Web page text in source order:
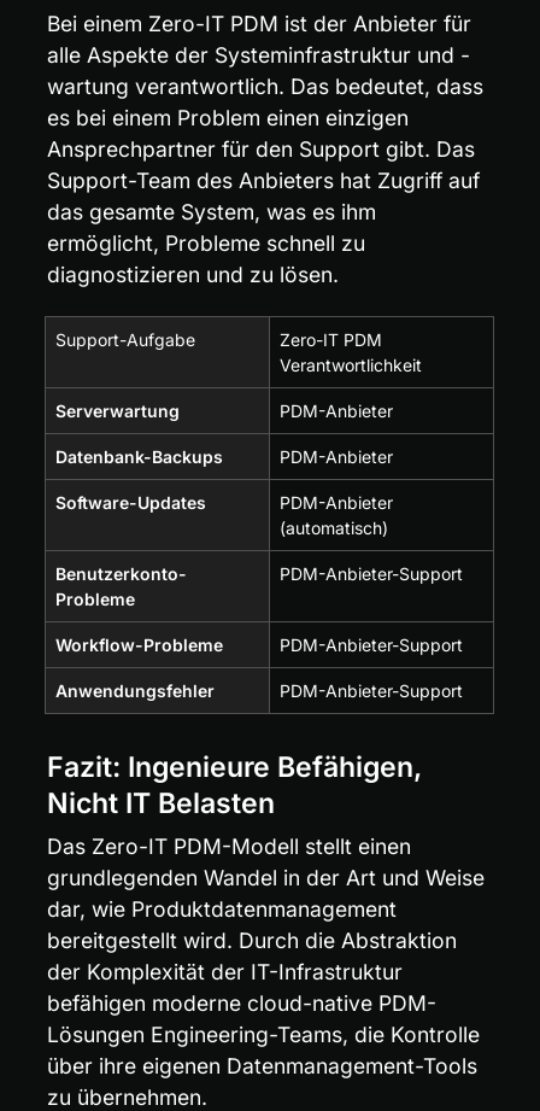
Bei einem Zero-IT PDM ist der Anbieter für
alle Aspekte der Systeminfrastruktur und -
wartung verantwortlich. Das bedeutet, dass
es bei einem Problem einen einzigen
Ansprechpartner für den Support gibt. Das
Support-Team des Anbieters hat Zugriff auf
das gesamte System, was es ihm
ermöglicht, Probleme schnell zu
diagnostizieren und zu lösen.
Support-Aufgabe
Zero-IT PDM
Verantwortlichkeit
Serverwartung PDM-Anbieter
Datenbank-Backups PDM-Anbieter
Software-Updates
PDM-Anbieter
(automatisch)
Benutzerkonto-
Probleme
PDM-Anbieter-Support
Workflow-Probleme PDM-Anbieter-Support
Anwendungsfehler PDM-Anbieter-Support
Fazit: Ingenieure Befähigen,
Nicht IT Belasten
Das Zero-IT PDM-Modell stellt einen
grundlegenden Wandel in der Art und Weise
dar, wie Produktdatenmanagement
bereitgestellt wird. Durch die Abstraktion
der Komplexität der IT-Infrastruktur
befähigen moderne cloud-native PDM-
Lösungen Engineering-Teams, die Kontrolle
über ihre eigenen Datenmanagement-Tools
zu übernehmen.